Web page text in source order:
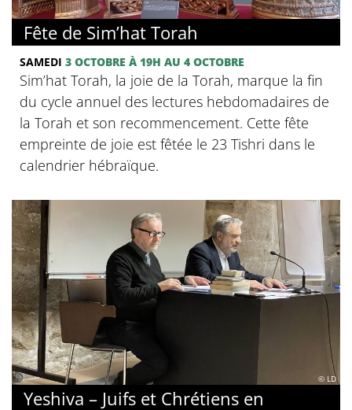
Fête de Sim’hat Torah
SAMEDI 3 OCTOBRE À 19H AU 4 OCTOBRE
Sim’hat Torah, la joie de la Torah, marque la fin
du cycle annuel des lectures hebdomadaires de
la Torah et son recommencement. Cette fête
empreinte de joie est fêtée le 23 Tishri dans le
calendrier hébraïque.
© LD
Yeshiva – Juifs et Chrétiens en